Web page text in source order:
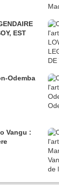
EST
Odemba
Vangu :